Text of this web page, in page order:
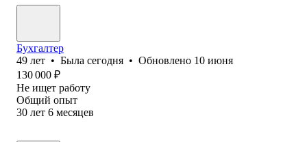
Бухгалтер
49 лет • Была сегодня • Обновлено 10 июня
130 000 ₽
Не ищет работу
Общий опыт
30 лет 6 месяцев